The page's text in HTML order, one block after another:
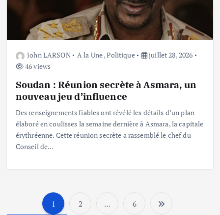
John LARSON A la Une,Politique
juillet 28, 2026
46 views
Soudan : Réunion secrète à Asmara, un
nouveau jeu d’influence
Des renseignements fiables ont révélé les détails d’un plan
élaboré en coulisses la semaine dernière à Asmara, la capitale
érythréenne. Cette réunion secrète a rassemblé le chef du
Conseil de…
1 2 … 6